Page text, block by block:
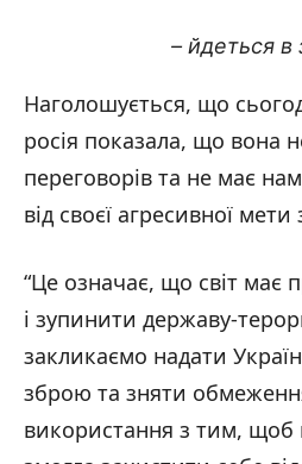
– йдеться в
Наголошується, що
росія показала, що вона
переговорів та не має
від своєї агресивної
“Це означає, що світ має
і зупинити державу-
закликаємо надати
зброю та зняти
використання з тим,